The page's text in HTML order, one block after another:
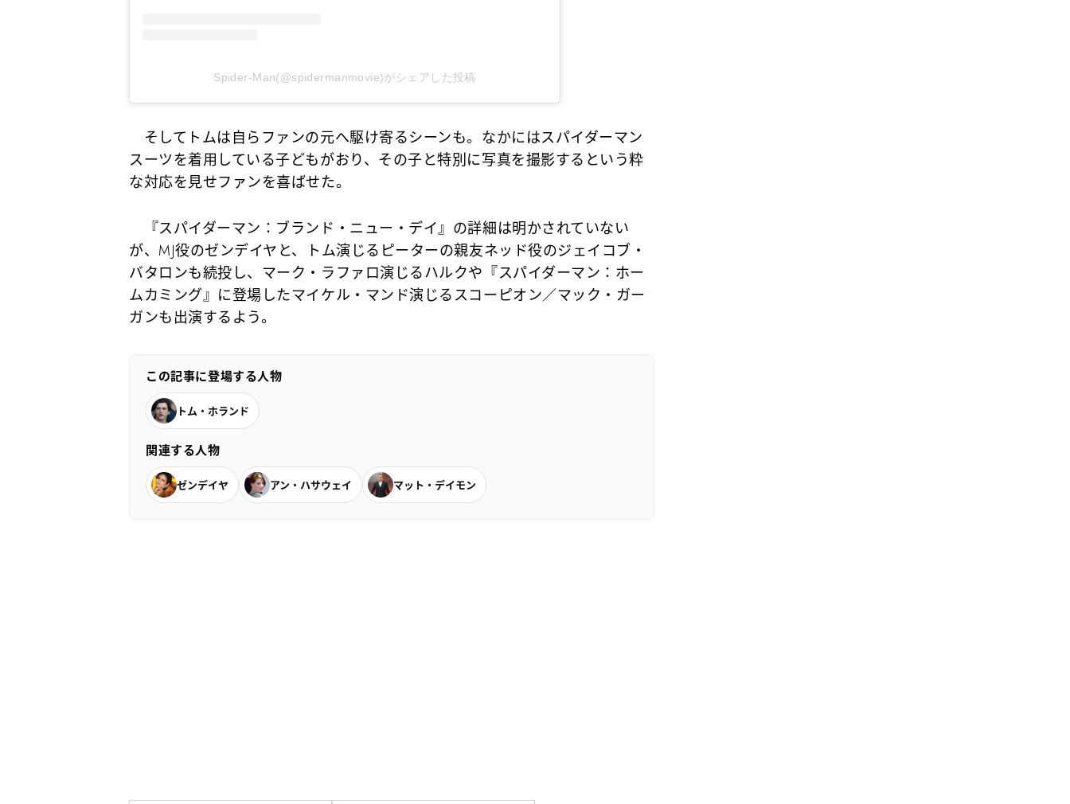
Spider-Man(@spidermanmovie)がシェアした投稿
そしてトムは自らファンの元へ駆け寄るシーンも。なかにはスパイダーマン
スーツを着用している子どもがおり、その子と特別に写真を撮影するという粋
な対応を見せファンを喜ばせた。
『スパイダーマン：ブランド・ニュー・デイ』の詳細は明かされていない
が、MJ役のゼンデイヤと、トム演じるピーターの親友ネッド役のジェイコブ・
バタロンも続投し、マーク・ラファロ演じるハルクや『スパイダーマン：ホー
ムカミング』に登場したマイケル・マンド演じるスコーピオン／マック・ガー
ガンも出演するよう。
この記事に登場する人物
トム・ホランド
関連する人物
ゼンデイヤ アン・ハサウェイ マット・デイモン